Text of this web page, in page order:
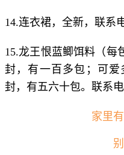
14.连衣裙，全新，联系
15.龙王恨蓝鲫饵料（每
封，有一百多包；可
封，有五六十包。联系电
家里